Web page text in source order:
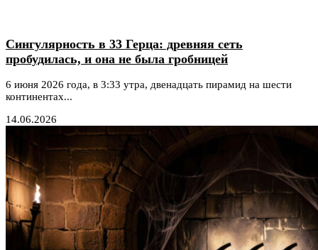
Сингулярность в 33 Герца: древняя сеть
пробудилась, и она не была гробницей
6 июня 2026 года, в 3:33 утра, двенадцать пирамид на шести
континентах...
14.06.2026